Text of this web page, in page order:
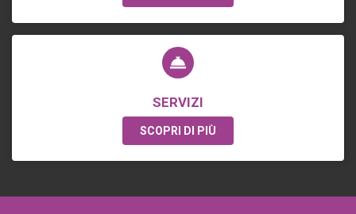
SERVIZI
SCOPRI DI PIÙ